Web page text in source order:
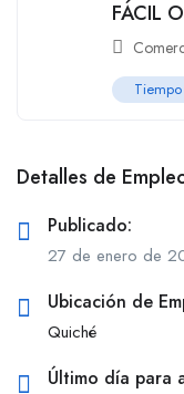
FÁCIL
Detalles de
Publicado:
27 de enero de
Ubicación de
Quiché
Último día para